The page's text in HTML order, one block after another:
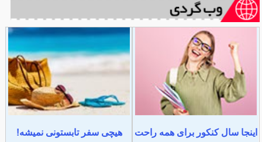
اینجا سال کنکور برای همه راحت
هیچی سفر تابستونی نمیشه!